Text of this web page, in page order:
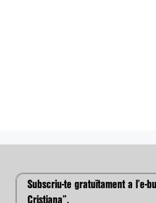
Subscriu-te gratuïtament a l’e-
Cristiana”.